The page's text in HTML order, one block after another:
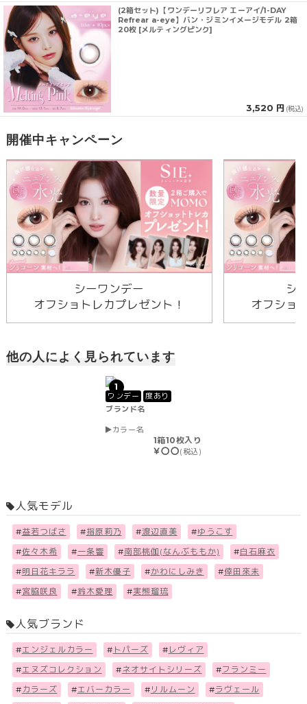
(2箱セット)【ワンデーリフレア エーアイ/1-DAY
Refrear a-eye】バン・ジミンイメージモデル 2箱
20枚 [メルティングピンク]
3,520 円 (税込)
開催中キャンペーン
シーワンデー
オフショトレカプレゼント！
シ
オフショ
他の人によく見られています
1
ワンデー
度あり
ブランド名
カラー名
1箱10枚入り
￥〇〇(税込)
人気モデル
#益若つばさ #指原莉乃 #渡辺直美 #ゆうこす
#佐々木希 #一条響 #南部桃伽(なんぶももか) #白石麻衣
#明日花キララ #新木優子 #かわにしみき #倖田來未
#宮脇咲良 #鈴木愛理 #実熊瑠琉
人気ブランド
#エンジェルカラー # トパーズ # レヴィア
#エヌズコレクション #ネオサイトシリーズ #フランミー
# カラーズ #エバーカラー # リルムーン #ラヴェール